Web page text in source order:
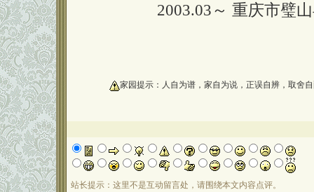
2003.03～ 重庆市璧山
家园提示：人自为谱，家自为说，正误自辨，取舍
站长提示：这里不是互动留言处，请围绕本文内容点评。